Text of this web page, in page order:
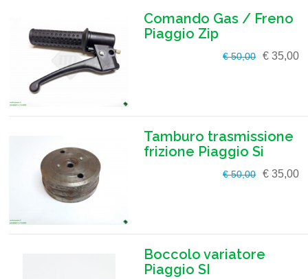
Comando Gas / Freno
Piaggio Zip
€ 50,00 € 35,00
Tamburo trasmissione
frizione Piaggio Si
€ 50,00 € 35,00
Boccolo variatore
Piaggio SI